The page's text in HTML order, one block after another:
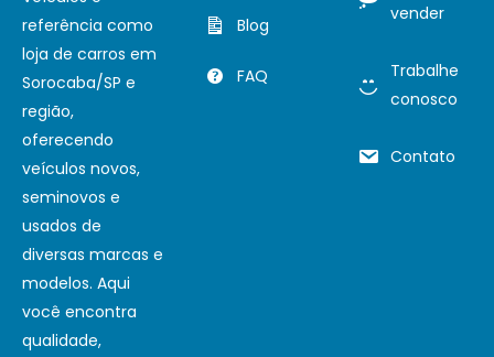
referência como
loja de carros em
Sorocaba/SP e
região,
oferecendo
veículos novos,
seminovos e
usados de
diversas marcas e
modelos. Aqui
você encontra
qualidade,
Blog
FAQ
vender
Trabalhe
conosco
Contato